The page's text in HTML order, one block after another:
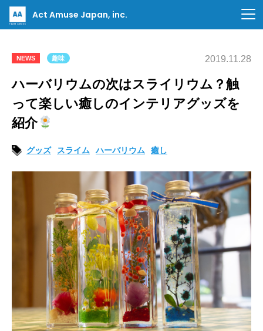
Act Amuse Japan, inc.
NEWS 趣味 2019.11.28
ハーバリウムの次はスライリウム？触
って楽しい癒しのインテリアグッズを
紹介
グッズ スライム ハーバリウム 癒し